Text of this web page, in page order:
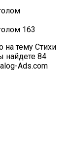
на тему Стихи
найдете 84
Ads.com